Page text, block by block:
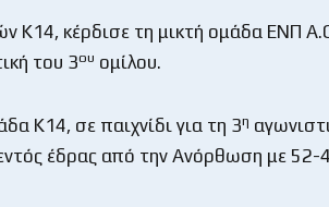
Κ14, κέρδισε τη μικτή ομάδα ΕΝΠ
του 3ου ομίλου.
Κ14, σε παιχνίδι για τη 3η
έδρας από την Ανόρθωση με 52-